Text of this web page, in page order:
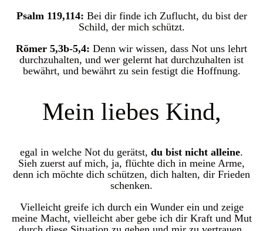
Psalm 119,114: Bei dir finde ich Zuflucht, du bist der
Schild, der mich schützt.
Römer 5,3b-5,4: Denn wir wissen, dass Not uns lehrt
durchzuhalten, und wer gelernt hat durchzuhalten ist
bewährt, und bewährt zu sein festigt die Hoffnung.
Mein liebes Kind,
egal in welche Not du gerätst, du bist nicht alleine.
Sieh zuerst auf mich, ja, flüchte dich in meine Arme,
denn ich möchte dich schützen, dich halten, dir Frieden
schenken.
Vielleicht greife ich durch ein Wunder ein und zeige
meine Macht, vielleicht aber gebe ich dir Kraft und Mut